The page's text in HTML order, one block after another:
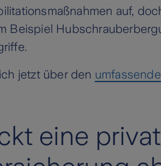
auf,
Beispiel
jetzt über den
eine